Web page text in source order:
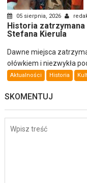
05 sierpnia, 2026
Historia
Stefana Kierula
Dawne miejsca
ołówkiem i niezwykła
Aktualności Historia
SKOMENTUJ